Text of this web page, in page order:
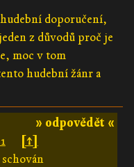
doporučení,
z důvodů proč je
moc v tom
hudební žánr a
» odpovědět «
[↑]